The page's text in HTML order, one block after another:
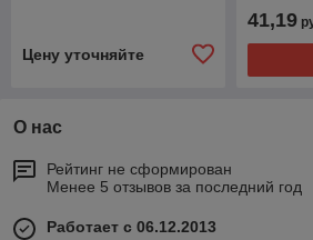
Цену уточняйте
41,19
О нас
Рейтинг не сформирован
Менее 5 отзывов за последний год
Работает с 06.12.2013